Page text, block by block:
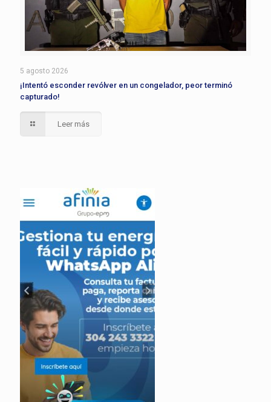
5 agosto 2026
¡Intentó esconder revólver en un congelador, peor terminó
capturado!
Leer más